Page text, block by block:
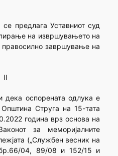
се предлага Уставниот суд
на извршувањето на
завршување на
II
дека оспорената одлука е
Струга на 15-тата
година врз основа на
за меморијалните
(„Службен весник на
бр.66/04, 89/08 и 152/15 и